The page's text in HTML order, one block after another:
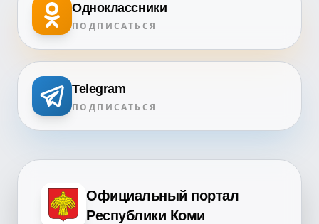
Одноклассники
ПОДПИСАТЬСЯ
Telegram
ПОДПИСАТЬСЯ
Официальный портал
Республики Коми